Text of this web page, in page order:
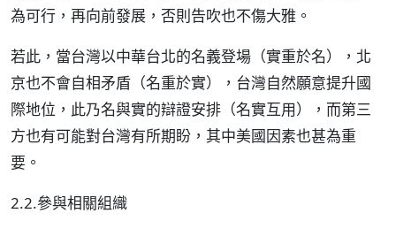
為可行，再向前發展，否則告吹也不傷大雅。
若此，當台灣以中華台北的名義登場（實重於名），北
京也不會自相矛盾（名重於實），台灣自然願意提升國
際地位，此乃名與實的辯證安排（名實互用），而第三
方也有可能對台灣有所期盼，其中美國因素也甚為重
要。
2.2.參與相關組織